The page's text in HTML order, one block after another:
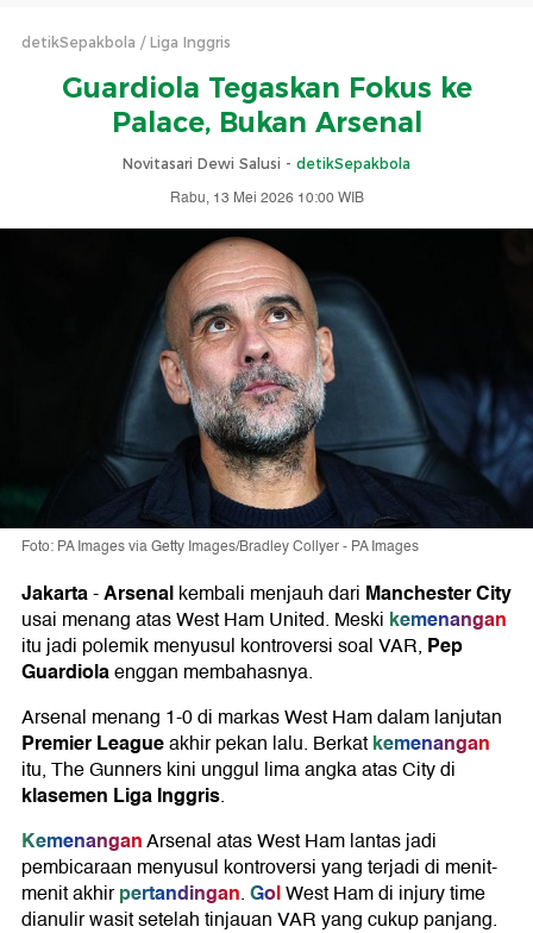
detikSepakbola Liga Inggris
Guardiola Tegaskan Fokus ke
Palace, Bukan Arsenal
Novitasari Dewi Salusi - detikSepakbola
Rabu, 13 Mei 2026 10:00 WIB
Foto: PA Images via Getty Images/Bradley Collyer - PA Images
Jakarta-Arsenalkembali menjauh dari Manchester City
usai menang atas West Ham United. Meski kemenangan
itu jadi polemik menyusul kontroversi soal VAR, Pep
Guardiolaenggan membahasnya.
Arsenal menang 1-0 di markas West Ham dalam lanjutan
Premier Leagueakhir pekan lalu. Berkatkemenangan
itu, The Gunners kini unggul lima angka atas City di
klasemen Liga Inggris.
KemenanganArsenal atas West Ham lantas jadi
pembicaraan menyusul kontroversi yang terjadi di menit-
menit akhirpertandingan.GolWest Ham di injury time
dianulir wasit setelah tinjauan VAR yang cukup panjang.